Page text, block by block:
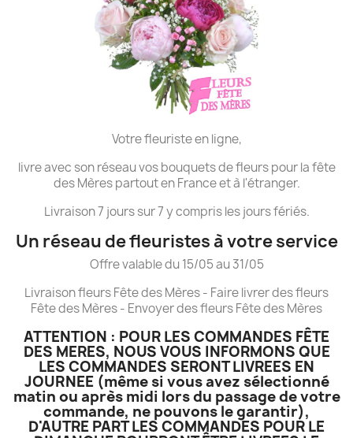
Votre fleuriste en ligne,
livre avec son réseau vos bouquets de fleurs pour la fête
des Mères partout en France et à l'étranger.
Livraison 7 jours sur 7 y compris les jours fériés.
Un réseau de fleuristes à votre service
Offre valable du 15/05 au 31/05
Livraison fleurs Fête des Mères - Faire livrer des fleurs
Fête des Mères - Envoyer des fleurs Fête des Mères
ATTENTION : POUR LES COMMANDES FÊTE
DES MERES, NOUS VOUS INFORMONS QUE
LES COMMANDES SERONT LIVREES EN
JOURNEE (même si vous avez sélectionné
matin ou après midi lors du passage de votre
commande, ne pouvons le garantir),
D'AUTRE PART LES COMMANDES POUR LE